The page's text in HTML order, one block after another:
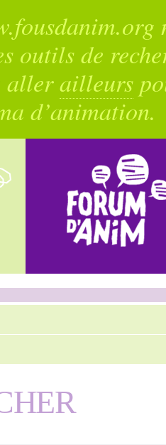
outils de
allerailleurs
d’animation.